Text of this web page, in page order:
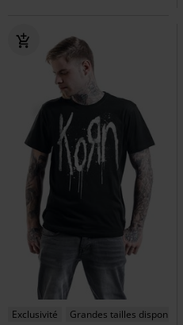
Exclusivité
Grandes tailles disponibles